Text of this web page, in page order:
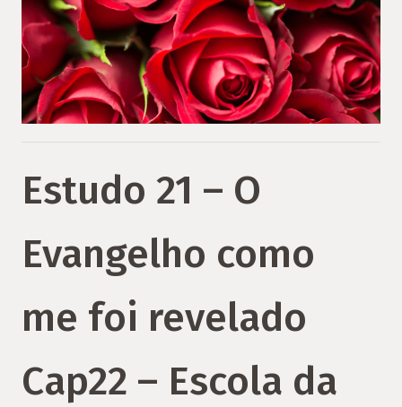
Estudo 21 – O
Evangelho como
me foi revelado
Cap22 – Escola da